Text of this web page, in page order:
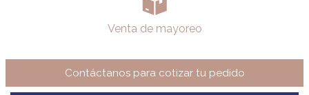
Venta de mayoreo
Contáctanos para cotizar tu pedido